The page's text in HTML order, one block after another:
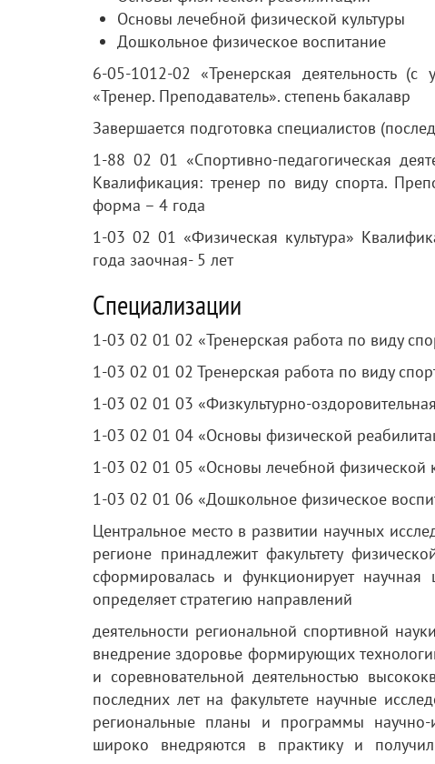
Основы лечебной физической культуры
Дошкольное физическое воспитание
6-05-1012-02 «Тренерская деятельность
«Тренер. Преподаватель». степень бакалавр
Завершается подготовка специалистов
1-88 02 01 «Спортивно-педагогическая
Квалификация: тренер по виду спорта.
форма – 4 года
1-03 02 01 «Физическая культура»
года заочная- 5 лет
Специализации
1-03 02 01 02 «Тренерская работа по виду
1-03 02 01 02 Тренерская работа по виду
1-03 02 01 03 «Физкультурно-
1-03 02 01 04 «Основы физической
1-03 02 01 05 «Основы лечебной физической
1-03 02 01 06 «Дошкольное физическое
Центральное место в развитии научных
регионе принадлежит факультету
сформировалась и функционирует
определяет стратегию направлений
деятельности региональной спортивной
внедрение здоровье формирующих
и соревновательной деятельностью
последних лет на факультете научные
региональные планы и программы научно-
широко внедряются в практику и